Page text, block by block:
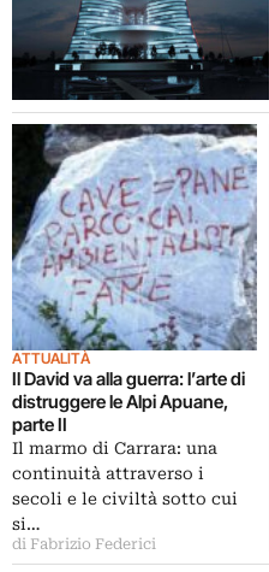
ATTUALITÀ
Il David va alla guerra: l’arte di
distruggere le Alpi Apuane,
parte II
Il marmo di Carrara: una
continuità attraverso i
secoli e le civiltà sotto cui
si…
di Fabrizio Federici